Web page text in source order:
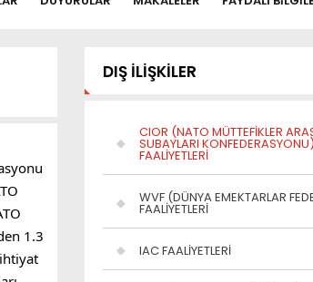
1.3
DIŞ İLİŞKİLER
CIOR (NATO MÜTTEFİKLER
SUBAYLARI KONFEDERASYONU)
FAALİYETLERİ
WVF (DÜNYA EMEKTARLAR
FAALİYETLERİ
IAC FAALİYETLERİ